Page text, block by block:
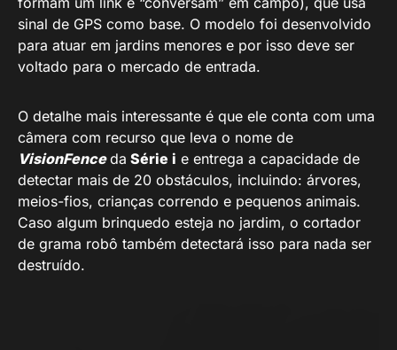
sinal de GPS como base. O modelo foi desenvolvido
para atuar em jardins menores e por isso deve ser
voltado para o mercado de entrada.
O detalhe mais interessante é que ele conta com uma
câmera com recurso que leva o nome de
VisionFenceda Série i e entrega a capacidade de
detectar mais de 20 obstáculos, incluindo: árvores,
meios-fios, crianças correndo e pequenos animais.
Caso algum brinquedo esteja no jardim, o cortador
de grama robô também detectará isso para nada ser
destruído.